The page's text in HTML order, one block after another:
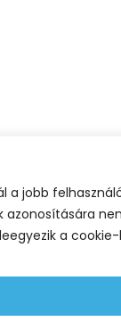
a jobb
azonosítására
a